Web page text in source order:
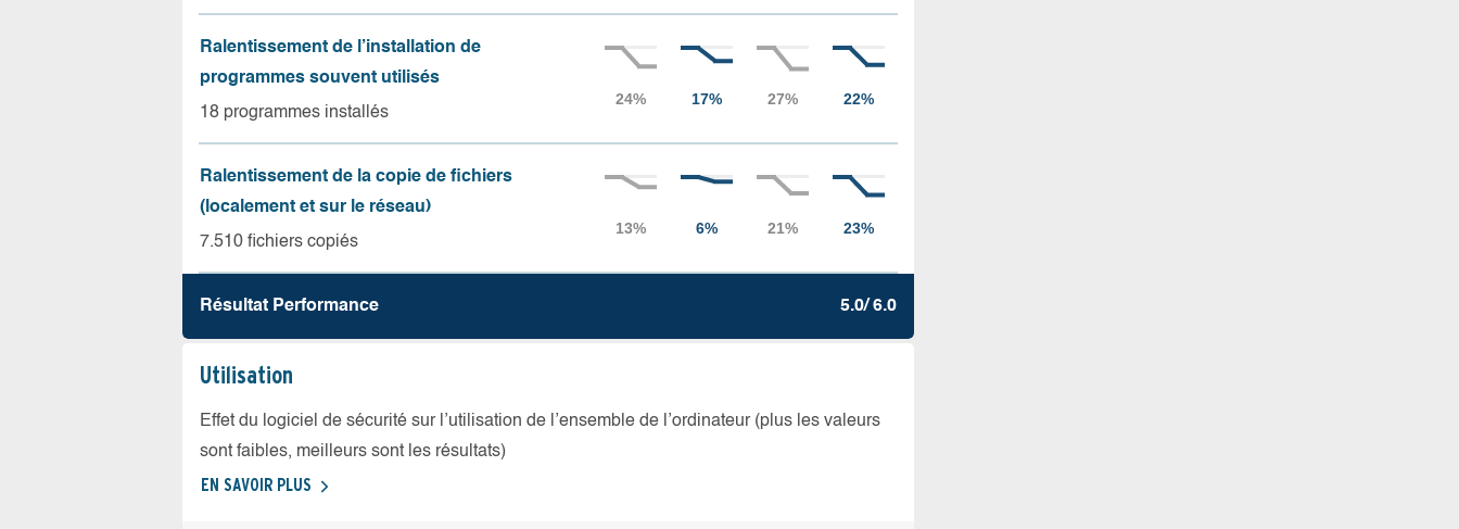
Ralentissement de l’installation de
programmes souvent utilisés
18 programmes installés
Ralentissement de la copie de fichiers
(localement et sur le réseau)
7.510 fichiers copiés
Résultat Performance 5.0/ 6.0
Utilisation
Effet du logiciel de sécurité sur l’utilisation de l’ensemble de l’ordinateur (plus les valeurs
sont faibles, meilleurs sont les résultats)
EN SAVOIR PLUS